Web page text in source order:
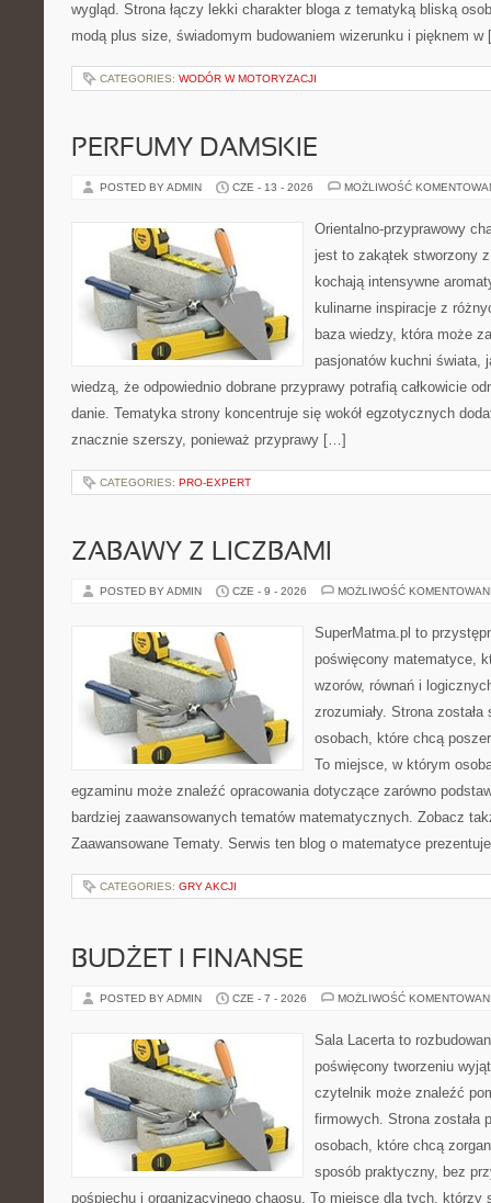
wygląd. Strona łączy lekki charakter bloga z tematyką bliską
modą plus size, świadomym budowaniem wizerunku i pięknem
CATEGORIES: WODÓR W MOTORYZACJI
PERFUMY DAMSKIE
POSTED BY ADMIN CZE - 13 - 2026 MOŻLIWOŚĆ
Orientalno-przyprawowy
jest to zakątek stworzony
kochają intensywne
kulinarne inspiracje z
baza wiedzy, która może
pasjonatów kuchni świata,
wiedzą, że odpowiednio dobrane przyprawy potrafią całkowicie
danie. Tematyka strony koncentruje się wokół egzotycznych
znacznie szerszy, ponieważ przyprawy […]
CATEGORIES: PRO-EXPERT
ZABAWY Z LICZBAMI
POSTED BY ADMIN CZE - 9 - 2026 MOŻLIWOŚĆ
SuperMatma.pl to
poświęcony matematyce,
wzorów, równań i
zrozumiały. Strona
osobach, które chcą
To miejsce, w którym
egzaminu może znaleźć opracowania dotyczące zarówno
bardziej zaawansowanych tematów matematycznych. Zobacz
Zaawansowane Tematy. Serwis ten blog o matematyce
CATEGORIES: GRY AKCJI
BUDŻET I FINANSE
POSTED BY ADMIN CZE - 7 - 2026 MOŻLIWOŚĆ
Sala Lacerta to
poświęcony tworzeniu
czytelnik może znaleźć
firmowych. Strona została
osobach, które chcą
sposób praktyczny, bez
pośpiechu i organizacyjnego chaosu. To miejsce dla tych, którzy